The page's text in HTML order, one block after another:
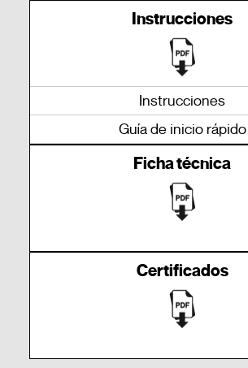
Instrucciones
Instrucciones
Guía de inicio rápido
Ficha técnica
Certificados